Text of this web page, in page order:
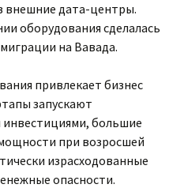
внешние дата-центры.
оборудования сделалась
на Вавада.
привлекает бизнес
запускают
большие
при возросшей
израсходованные
опасности.